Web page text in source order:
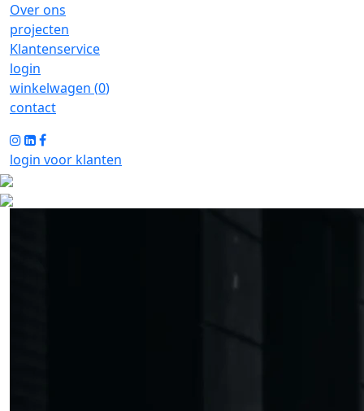
Over ons
projecten
Klantenservice
login
winkelwagen (0)
contact
login voor klanten